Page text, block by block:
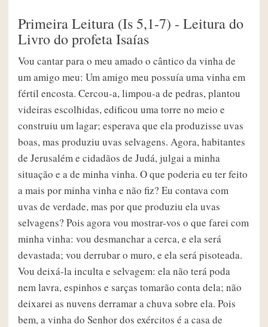
Primeira Leitura (Is 5,1-7) - Leitura do
Livro do profeta Isaías
Vou cantar para o meu amado o cântico da vinha de
um amigo meu: Um amigo meu possuía uma vinha em
fértil encosta. Cercou-a, limpou-a de pedras, plantou
videiras escolhidas, edificou uma torre no meio e
construiu um lagar; esperava que ela produzisse uvas
boas, mas produziu uvas selvagens. Agora, habitantes
de Jerusalém e cidadãos de Judá, julgai a minha
situação e a de minha vinha. O que poderia eu ter feito
a mais por minha vinha e não fiz? Eu contava com
uvas de verdade, mas por que produziu ela uvas
selvagens? Pois agora vou mostrar-vos o que farei com
minha vinha: vou desmanchar a cerca, e ela será
devastada; vou derrubar o muro, e ela será pisoteada.
Vou deixá-la inculta e selvagem: ela não terá poda
nem lavra, espinhos e sarças tomarão conta dela; não
deixarei as nuvens derramar a chuva sobre ela. Pois
bem, a vinha do Senhor dos exércitos é a casa de